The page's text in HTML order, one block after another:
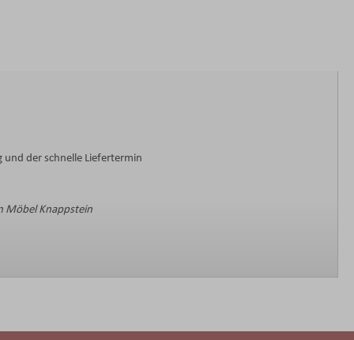
und der schnelle Liefertermin
Möbel Knappstein